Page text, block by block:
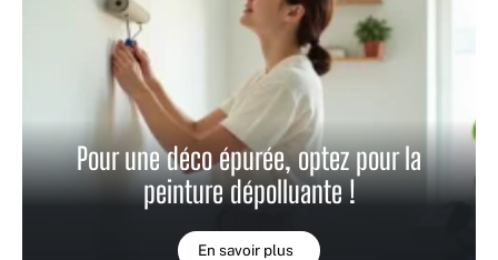
Pour une déco épurée, optez pour la
peinture dépolluante !
En savoir plus